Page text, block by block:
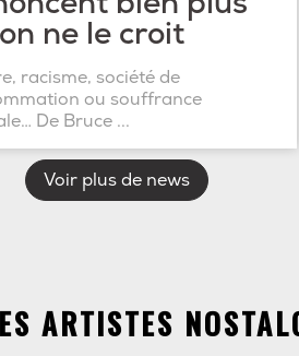
ne le croit
racisme, société de
ou souffrance
De Bruce ...
Voir plus de news
ARTISTES